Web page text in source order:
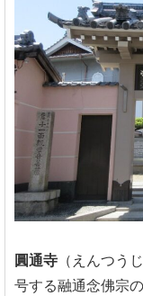
圓通寺 （えんつう
号する融通念佛宗の